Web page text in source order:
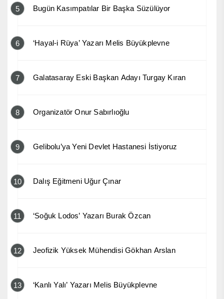
5 Bugün Kasımpatılar Bir Başka Süzülüyor
6 ‘Hayal-i Rüya’ Yazarı Melis Büyükplevne
7 Galatasaray Eski Başkan Adayı Turgay Kıran
8 Organizatör Onur Sabırlıoğlu
9 Gelibolu’ya Yeni Devlet Hastanesi İstiyoruz
10 Dalış Eğitmeni Uğur Çınar
11 ‘Soğuk Lodos’ Yazarı Burak Özcan
12 Jeofizik Yüksek Mühendisi Gökhan Arslan
13 ‘Kanlı Yalı’ Yazarı Melis Büyükplevne